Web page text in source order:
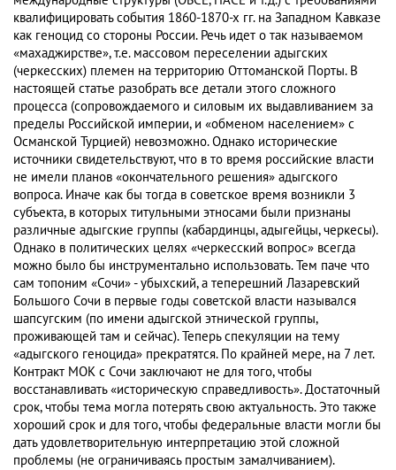
квалифицировать события 1860-1870-х гг. на Западном Кавказе
как геноцид со стороны России. Речь идет о так называемом
«махаджирстве», т.е. массовом переселении адыгских
(черкесских) племен на территорию Оттоманской Порты. В
настоящей статье разобрать все детали этого сложного
процесса (сопровождаемого и силовым их выдавливанием за
пределы Российской империи, и «обменом населением» с
Османской Турцией) невозможно. Однако исторические
источники свидетельствуют, что в то время российские власти
не имели планов «окончательного решения» адыгского
вопроса. Иначе как бы тогда в советское время возникли 3
субъекта, в которых титульными этносами были признаны
различные адыгские группы (кабардинцы, адыгейцы, черкесы).
Однако в политических целях «черкесский вопрос» всегда
можно было бы инструментально использовать. Тем паче что
сам топоним «Сочи» - убыхский, а теперешний Лазаревский
Большого Сочи в первые годы советской власти назывался
шапсугским (по имени адыгской этнической группы,
проживающей там и сейчас). Теперь спекуляции на тему
«адыгского геноцида» прекратятся. По крайней мере, на 7 лет.
Контракт МОК с Сочи заключают не для того, чтобы
восстанавливать «историческую справедливость». Достаточный
срок, чтобы тема могла потерять свою актуальность. Это также
хороший срок и для того, чтобы федеральные власти могли бы
дать удовлетворительную интерпретацию этой сложной
проблемы (не ограничиваясь простым замалчиванием).